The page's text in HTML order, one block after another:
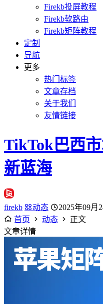
Firekb投屏教程
Firekb软路由
Firekb矩阵教程
定制
导航
更多
热门标签
文章存档
关于我们
友情链接
TikTok巴西
新蓝海
firekb 动态 2025年09月
首页
动态
正文
文章详情